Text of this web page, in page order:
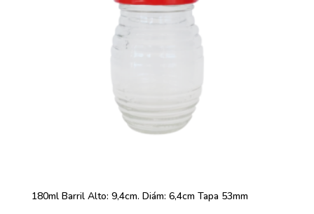
180ml Barril Alto: 9,4cm. Diám: 6,4cm Tapa 53mm